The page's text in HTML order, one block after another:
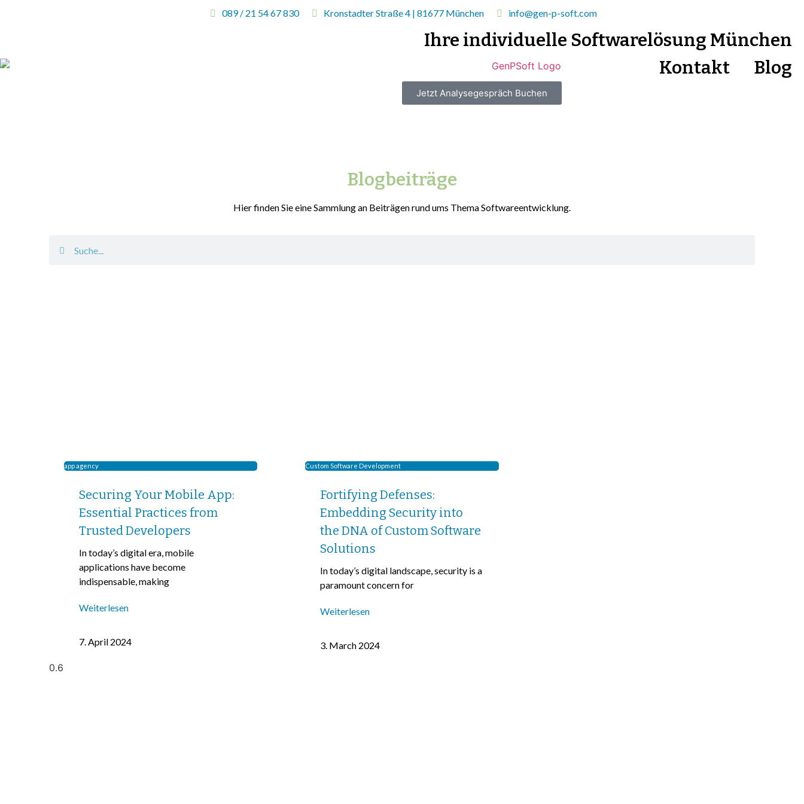
089 / 21 54 67 830 Kronstadter Straße 4 | 81677 München info@gen-p-soft.com
Ihre individuelle Softwarelösung München
Kontakt
Blog
Jetzt Analysegespräch Buchen
Blogbeiträge
Hier finden Sie eine Sammlung an Beiträgen rund ums Thema Softwareentwicklung.
app agency
Securing Your Mobile App:
Essential Practices from
Trusted Developers
In today’s digital era, mobile
applications have become
indispensable, making
Weiterlesen
7. April 2024
Custom Software Development
Fortifying Defenses:
Embedding Security into
the DNA of Custom Software
Solutions
In today’s digital landscape, security is a
paramount concern for
Weiterlesen
3. March 2024